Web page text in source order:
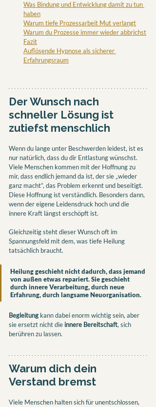
Was Bindung und Entwicklung damit zu tun
haben
Warum tiefe Prozessarbeit Mut verlangt
Warum du Prozesse immer wieder abbrichst
Fazit
Auflösende Hypnose als sicherer
Erfahrungsraum
Der Wunsch nach
schneller Lösung ist
zutiefst menschlich
Wenn du lange unter Beschwerden leidest, ist es
nur natürlich, dass du dir Entlastung wünschst.
Viele Menschen kommen mit der Hoffnung zu
mir, dass endlich jemand da ist, der sie „wieder
ganz macht”, das Problem erkennt und beseitigt.
Diese Hoffnung ist verständlich. Besonders dann,
wenn der eigene Leidensdruck hoch und die
innere Kraft längst erschöpft ist.
Gleichzeitig steht dieser Wunsch oft im
Spannungsfeld mit dem, was tiefe Heilung
tatsächlich braucht.
Heilung geschieht nicht dadurch, dass jemand
von außen etwas repariert. Sie geschieht
durch innere Verarbeitung, durch neue
Erfahrung, durch langsame Neuorganisation.
Begleitung kann dabei enorm wichtig sein, aber
sie ersetzt nicht die innere Bereitschaft, sich
berühren zu lassen.
Warum dich dein
Verstand bremst
Viele Menschen halten sich für unentschlossen,